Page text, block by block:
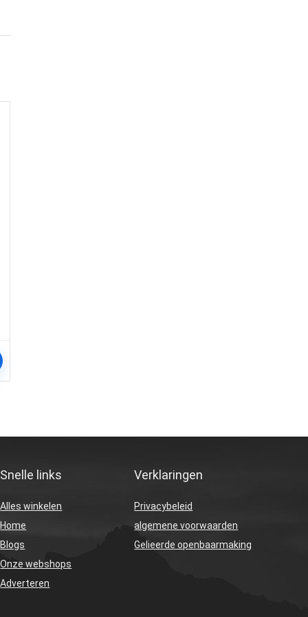
Snelle links
Alles winkelen
Home
Blogs
Onze webshops
Adverteren
Verklaringen
Privacybeleid
algemene voorwaarden
Gelieerde openbaarmaking